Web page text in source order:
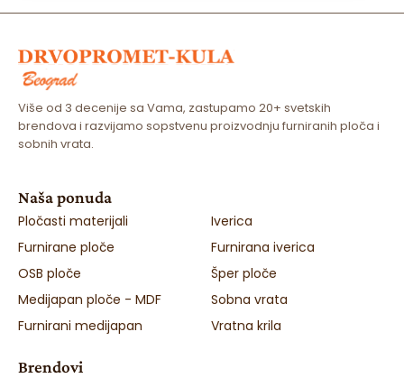
Više od 3 decenije sa Vama, zastupamo 20+ svetskih
brendova i razvijamo sopstvenu proizvodnju furniranih ploča i
sobnih vrata.
Naša ponuda
Pločasti materijali
Furnirane ploče
OSB ploče
Medijapan ploče - MDF
Furnirani medijapan
Iverica
Furnirana iverica
Šper ploče
Sobna vrata
Vratna krila
Brendovi